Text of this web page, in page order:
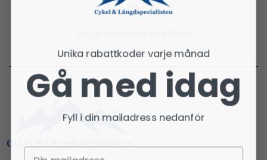
Unika rabattkoder varje månad
Gå med idag
Fyll i din mailadress nedanför